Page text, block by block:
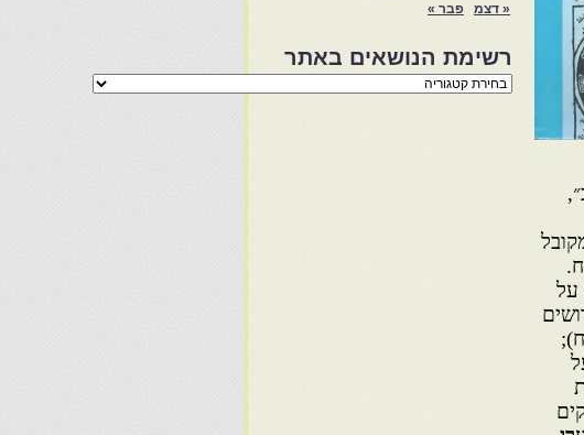
על
« דצמ
פבר »
רשימת הנושאים באתר
רשימת
הנושאים